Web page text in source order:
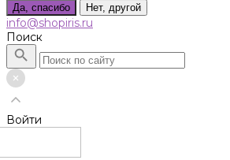
Да, спасибо Нет, другой
info@shopiris.ru
Поиск
Войти